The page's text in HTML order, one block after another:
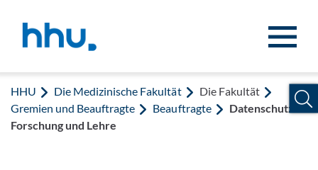
HHU Die Medizinische Fakultät
Die Fakultät
Gremien und Beauftragte
Beauftragte
Datenschutz in
Forschung und Lehre